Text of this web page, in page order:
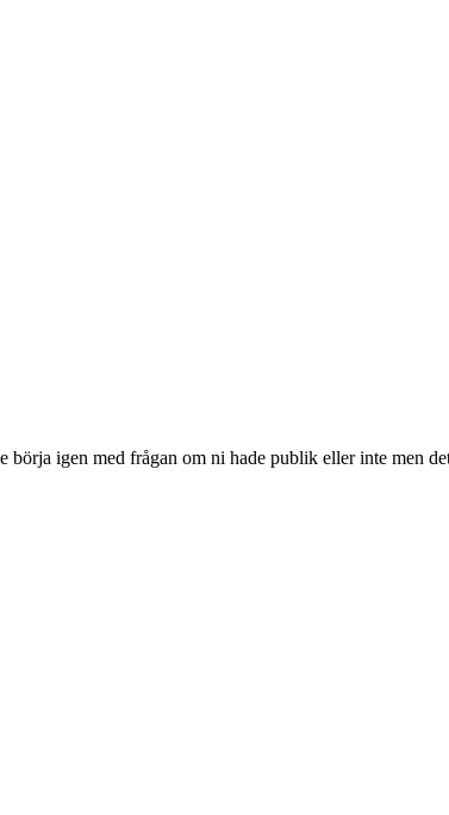
igen med frågan om ni hade publik eller inte men